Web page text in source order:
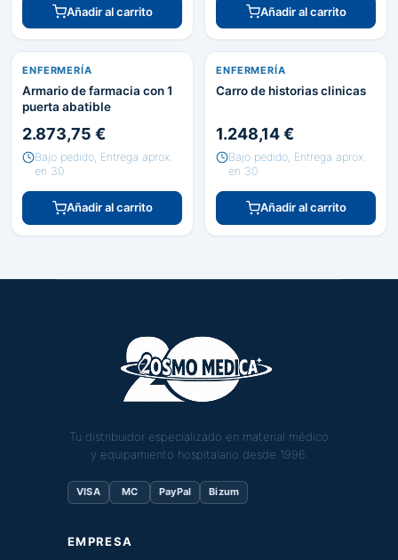
Añadir al carrito Añadir al carrito
ENFERMERÍA
Armario de farmacia con 1
puerta abatible
2.873,75 €
Bajo pedido, Entrega aprox.
en 30
Añadir al carrito
ENFERMERÍA
Carro de historias clinicas
1.248,14 €
Bajo pedido, Entrega aprox.
en 30
Añadir al carrito
Tu distribuidor especializado en material médico
y equipamiento hospitalario desde 1996.
VISA MC PayPal Bizum
EMPRESA